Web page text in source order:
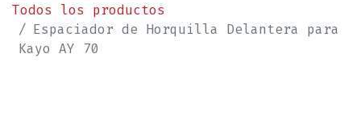
Todos los productos
Espaciador de Horquilla Delantera para
Kayo AY 70